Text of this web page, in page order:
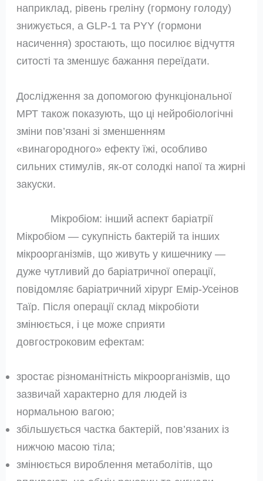
наприклад, рівень греліну (гормону голоду)
знижується, а GLP‑1 та PYY (гормони
насичення) зростають, що посилює відчуття
ситості та зменшує бажання переїдати.
Дослідження за допомогою функціональної
МРТ також показують, що ці нейробіологічні
зміни пов’язані зі зменшенням
«винагородного» ефекту їжі, особливо
сильних стимулів, як-от солодкі напої та жирні
закуски.
Мікробіом: інший аспект баріатрії
Мікробіом — сукупність бактерій та інших
мікроорганізмів, що живуть у кишечнику —
дуже чутливий до баріатричної операції,
повідомляє баріатричний хірург Емір-Усеінов
Таїр. Після операції склад мікробіоти
змінюється, і це може сприяти
довгостроковим ефектам:
зростає різноманітність мікроорганізмів, що
зазвичай характерно для людей із
нормальною вагою;
збільшується частка бактерій, пов’язаних із
нижчою масою тіла;
змінюється вироблення метаболітів, що